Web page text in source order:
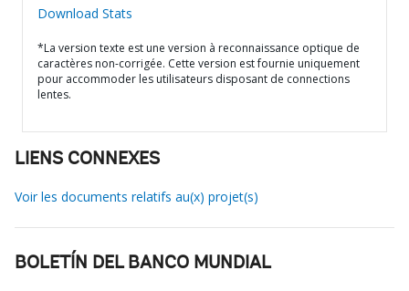
Download Stats
*La version texte est une version à reconnaissance optique de
caractères non-corrigée. Cette version est fournie uniquement
pour accommoder les utilisateurs disposant de connections
lentes.
LIENS CONNEXES
Voir les documents relatifs au(x) projet(s)
BOLETÍN DEL BANCO MUNDIAL